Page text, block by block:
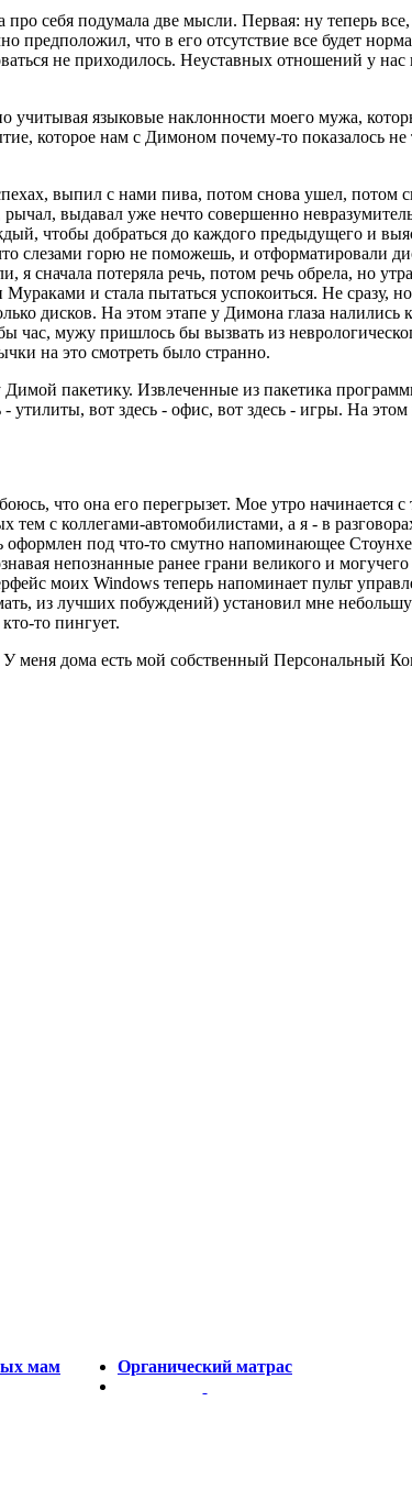
про себя подумала две мысли. Первая: ну теперь
что в его отсутствие все будет
не приходилось. Неуставных отношений у
учитывая языковые наклонности моего мужа,
которое нам с Димоном почему-то показалось
выпил с нами пива, потом снова ушел, потом
выдавал уже нечто совершенно
чтобы добраться до каждого предыдущего и
слезами горю не поможешь, и отформатировали
сначала потеряла речь, потом речь обрела, но
и стала пытаться успокоиться. Не сразу,
дисков. На этом этапе у Димона глаза
мужу пришлось бы вызвать из
на это смотреть было странно.
пакетику. Извлеченные из пакетика
- утилиты, вот здесь - офис, вот здесь - игры. На
что она его перегрызет. Мое утро начинается с
с коллегами-автомобилистами, а я - в
под что-то смутно напоминающее
непознанные ранее грани великого и
моих Windows теперь напоминает пульт
из лучших побуждений) установил мне
то пингует.
У меня дома есть мой собственный Персональный
мам Органический матрас